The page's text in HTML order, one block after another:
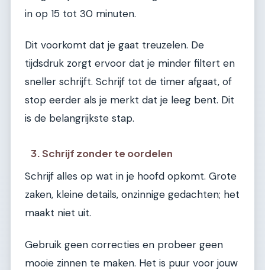
in op 15 tot 30 minuten.
Dit voorkomt dat je gaat treuzelen. De
tijdsdruk zorgt ervoor dat je minder filtert en
sneller schrijft. Schrijf tot de timer afgaat, of
stop eerder als je merkt dat je leeg bent. Dit
is de belangrijkste stap.
3. Schrijf zonder te oordelen
Schrijf alles op wat in je hoofd opkomt. Grote
zaken, kleine details, onzinnige gedachten; het
maakt niet uit.
Gebruik geen correcties en probeer geen
mooie zinnen te maken. Het is puur voor jouw